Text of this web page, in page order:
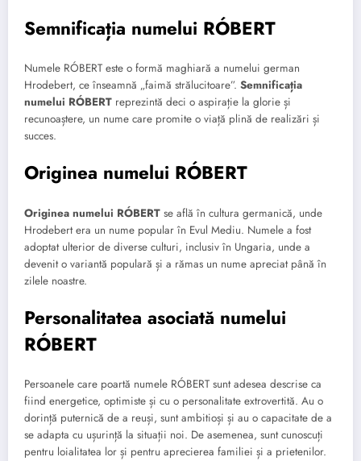
Semnificația numelui RÓBERT
Numele RÓBERT este o formă maghiară a numelui german
Hrodebert, ce înseamnă „faimă strălucitoare”. Semnificația
numelui RÓBERT reprezintă deci o aspirație la glorie și
recunoaștere, un nume care promite o viață plină de realizări și
succes.
Originea numelui RÓBERT
Originea numelui RÓBERT se află în cultura germanică, unde
Hrodebert era un nume popular în Evul Mediu. Numele a fost
adoptat ulterior de diverse culturi, inclusiv în Ungaria, unde a
devenit o variantă populară și a rămas un nume apreciat până în
zilele noastre.
Personalitatea asociată numelui
RÓBERT
Persoanele care poartă numele RÓBERT sunt adesea descrise ca
fiind energetice, optimiste și cu o personalitate extrovertită. Au o
dorință puternică de a reuși, sunt ambitioși și au o capacitate de a
se adapta cu ușurință la situații noi. De asemenea, sunt cunoscuți
pentru loialitatea lor și pentru aprecierea familiei și a prietenilor.